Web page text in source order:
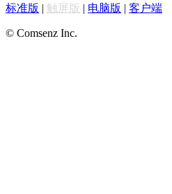
标准版 | 触屏版 | 电脑版 | 客户端
© Comsenz Inc.